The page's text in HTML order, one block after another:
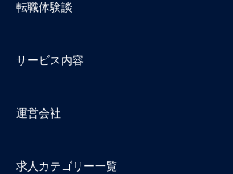
転職体験談
サービス内容
運営会社
求人カテゴリー一覧